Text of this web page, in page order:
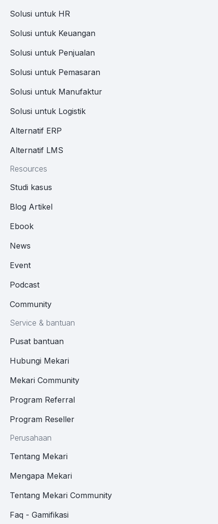
Solusi untuk HR
Solusi untuk Keuangan
Solusi untuk Penjualan
Solusi untuk Pemasaran
Solusi untuk Manufaktur
Solusi untuk Logistik
Alternatif ERP
Alternatif LMS
Resources
Studi kasus
Blog Artikel
Ebook
News
Event
Podcast
Community
Service & bantuan
Pusat bantuan
Hubungi Mekari
Mekari Community
Program Referral
Program Reseller
Perusahaan
Tentang Mekari
Mengapa Mekari
Tentang Mekari Community
Faq - Gamifikasi